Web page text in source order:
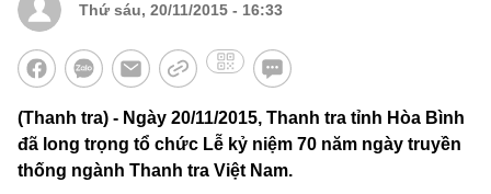
Thứ sáu, 20/11/2015 - 16:33
(Thanh tra) - Ngày 20/11/2015, Thanh tra tỉnh Hòa Bình
đã long trọng tổ chức Lễ kỷ niệm 70 năm ngày truyền
thống ngành Thanh tra Việt Nam.